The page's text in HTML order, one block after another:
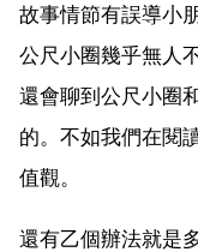
故事情節有誤導小
公尺小圈幾乎無人
還會聊到公尺小圈
的。不如我們在閱
值觀。
還有乙個辦法就是